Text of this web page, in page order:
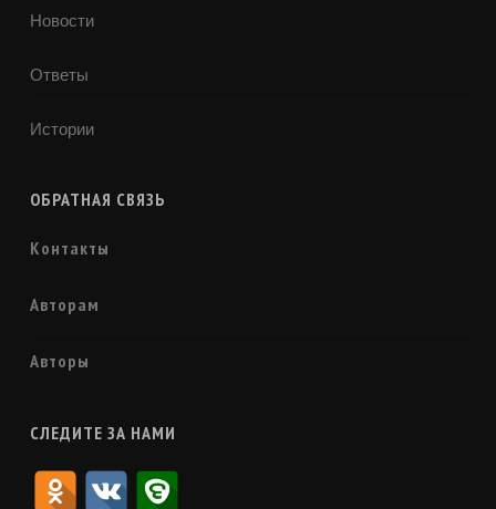
Новости
Ответы
Истории
ОБРАТНАЯ СВЯЗЬ
Контакты
Авторам
Авторы
СЛЕДИТЕ ЗА НАМИ